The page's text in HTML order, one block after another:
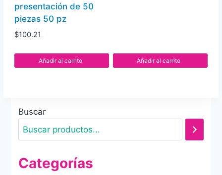
presentación de 50
piezas 50 pz
$100.21
Añadir al carrito Añadir al carrito
Buscar
Categorías